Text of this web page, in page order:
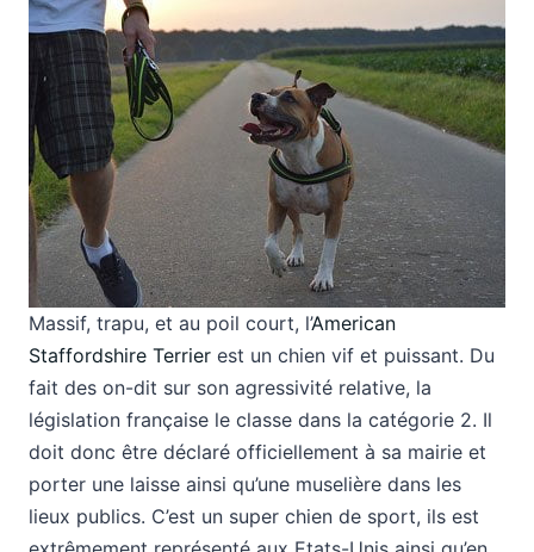
Massif, trapu, et au poil court, l’American
Staffordshire Terrier est un chien vif et puissant. Du
fait des on-dit sur son agressivité relative, la
législation française le classe dans la catégorie 2. Il
doit donc être déclaré officiellement à sa mairie et
porter une laisse ainsi qu’une muselière dans les
lieux publics. C’est un super chien de sport, ils est